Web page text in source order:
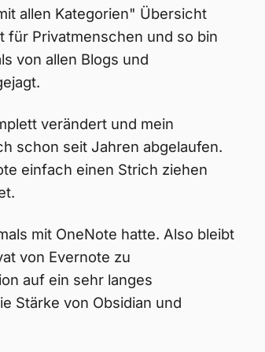
allen Kategorien" Übersicht
für Privatmenschen und so bin
von allen Blogs und
verändert und mein
schon seit Jahren abgelaufen.
einfach einen Strich ziehen
mit OneNote hatte. Also bleibt
von Evernote zu
auf ein sehr langes
Stärke von Obsidian und